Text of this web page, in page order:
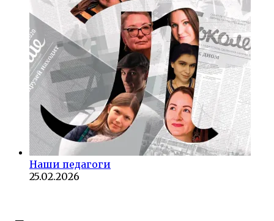
Наши педагоги
25.02.2026